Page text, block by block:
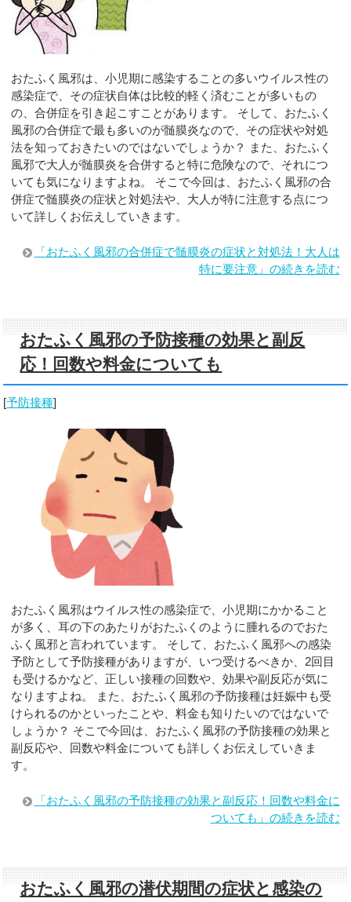
おたふく風邪は、小児期に感染することの多いウイルス性の
感染症で、その症状自体は比較的軽く済むことが多いもの
の、合併症を引き起こすことがあります。 そして、おたふく
風邪の合併症で最も多いのが髄膜炎なので、その症状や対処
法を知っておきたいのではないでしょうか？ また、おたふく
風邪で大人が髄膜炎を合併すると特に危険なので、それにつ
いても気になりますよね。 そこで今回は、おたふく風邪の合
併症で髄膜炎の症状と対処法や、大人が特に注意する点につ
いて詳しくお伝えしていきます。
「おたふく風邪の合併症で髄膜炎の症状と対処法！大人は
特に要注意」の続きを読む
おたふく風邪の予防接種の効果と副反
応！回数や料金についても
[予防接種]
おたふく風邪はウイルス性の感染症で、小児期にかかること
が多く、耳の下のあたりがおたふくのように腫れるのでおた
ふく風邪と言われています。 そして、おたふく風邪への感染
予防として予防接種がありますが、いつ受けるべきか、2回目
も受けるかなど、正しい接種の回数や、効果や副反応が気に
なりますよね。 また、おたふく風邪の予防接種は妊娠中も受
けられるのかといったことや、料金も知りたいのではないで
しょうか？ そこで今回は、おたふく風邪の予防接種の効果と
副反応や、回数や料金についても詳しくお伝えしていきま
す。
「おたふく風邪の予防接種の効果と副反応！回数や料金に
ついても」の続きを読む
おたふく風邪の潜伏期間の症状と感染の